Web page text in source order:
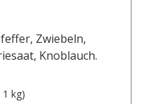
Zwiebeln,
Knoblauch.
kg)